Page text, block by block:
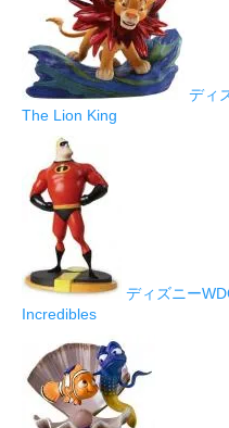
ディ
The Lion King
ディズニー
Incredibles